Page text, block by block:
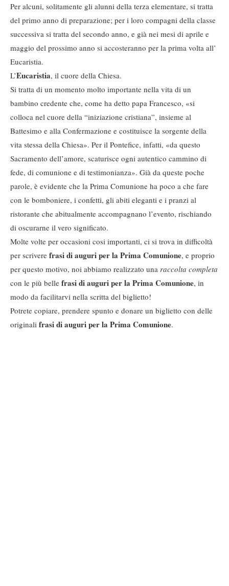
Per alcuni, solitamente gli alunni della terza elementare, si tratta
del primo anno di preparazione; per i loro compagni della classe
successiva si tratta del secondo anno, e già nei mesi di aprile e
maggio del prossimo anno si accosteranno per la prima volta all’
Eucaristia.
L’Eucaristia, il cuore della Chiesa.
Si tratta di un momento molto importante nella vita di un
bambino credente che, come ha detto papa Francesco, «si
colloca nel cuore della “iniziazione cristiana”, insieme al
Battesimo e alla Confermazione e costituisce la sorgente della
vita stessa della Chiesa». Per il Pontefice, infatti, «da questo
Sacramento dell’amore, scaturisce ogni autentico cammino di
fede, di comunione e di testimonianza». Già da queste poche
parole, è evidente che la Prima Comunione ha poco a che fare
con le bomboniere, i confetti, gli abiti eleganti e i pranzi al
ristorante che abitualmente accompagnano l’evento, rischiando
di oscurarne il vero significato.
Molte volte per occasioni cosi importanti, ci si trova in difficoltà
per scrivere frasi di auguri per la Prima Comunione, e proprio
per questo motivo, noi abbiamo realizzato una raccolta completa
con le più belle frasi di auguri per la Prima Comunione, in
modo da facilitarvi nella scritta del biglietto!
Potrete copiare, prendere spunto e donare un biglietto con delle
originali frasi di auguri per la Prima Comunione.